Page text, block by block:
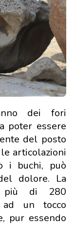
dei fori
poter essere
del posto
articolazioni
i buchi, può
dolore. La
più di 280
ad un tocco
pur essendo